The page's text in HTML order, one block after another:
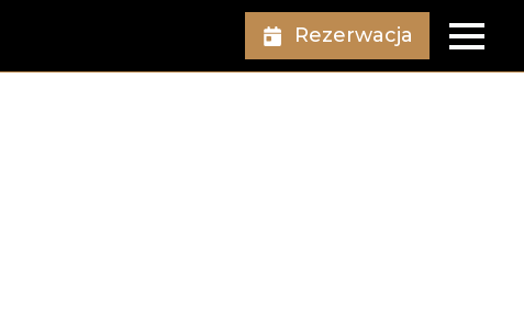
Rezerwacja